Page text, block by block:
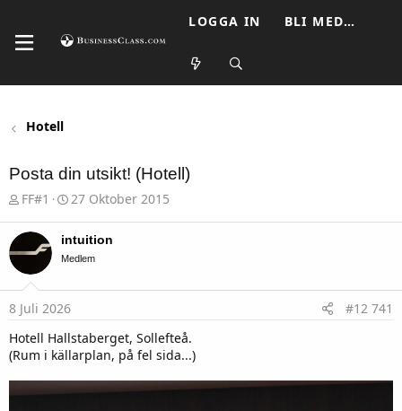
LOGGA IN BLI MEDLEM
Hotell
Posta din utsikt! (Hotell)
T
r
e
a
a
t
e
FF#1
S
a
r
t
u
27 Oktober 2015
intuition
Medlem
8 Juli 2026
#12 741
Hotell Hallstaberget, Sollefteå.
(Rum i källarplan, på fel sida...)